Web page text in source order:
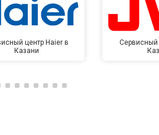
центр Haier в
Казани
Сервисный